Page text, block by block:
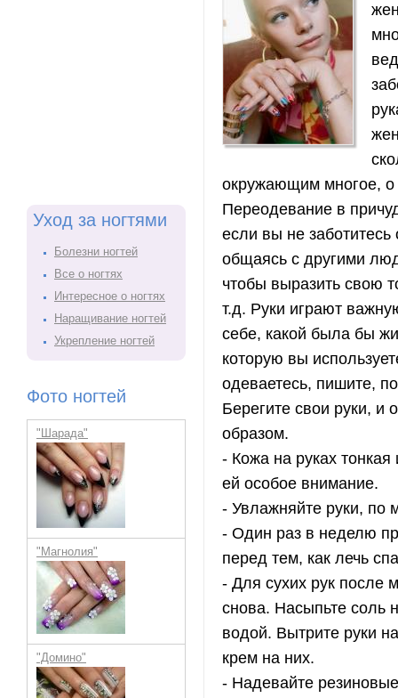
Уход за ногтями
Болезни ногтей
Все о ногтях
Интересное о ногтях
Наращивание ногтей
Укрепление ногтей
Фото ногтей
"Шарада"
"Магнолия"
"Домино"
окружающим многое, о
Переодевание в
если вы не заботитесь
общаясь с другими
чтобы выразить свою
т.д. Руки играют
себе, какой была бы
которую вы
одеваетесь, пишите,
Берегите свои руки, и
образом.
- Кожа на руках
ей особое внимание.
- Увлажняйте руки, по
- Один раз в неделю
перед тем, как лечь
- Для сухих рук после
снова. Насыпьте соль
водой. Вытрите руки
крем на них.
- Надевайте